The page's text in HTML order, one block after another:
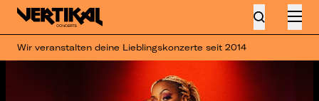
Wir veranstalten deine Lieblingskonzerte seit 2014